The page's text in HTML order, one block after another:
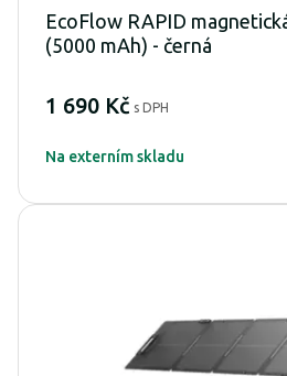
EcoFlow RAPID
(5000 mAh) - černá
1 690 Kč s DPH
Na externím skladu